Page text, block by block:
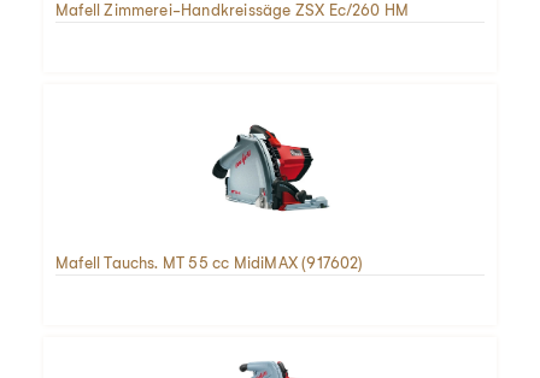
Mafell Zimmerei-Handkreissäge ZSX Ec/260 HM
Mafell Tauchs. MT 55 cc MidiMAX (917602)